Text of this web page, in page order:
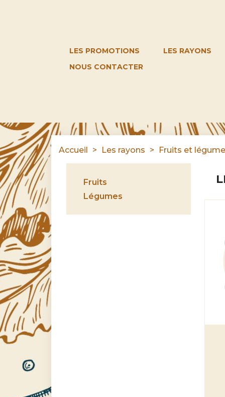
LES PROMOTIONS
LES RAYONS
NOUS CONTACTER
Accueil Les rayons Fruits et
Fruits
Légumes